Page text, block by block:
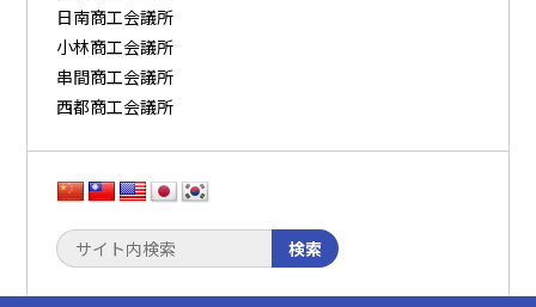
日南商工会議所
小林商工会議所
串間商工会議所
西都商工会議所
検索